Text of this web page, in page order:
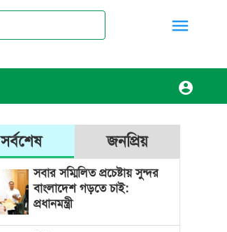
menu
account_circle
সর্বশেষ জনপ্রিয়
সবার সম্মিলিত প্রচেষ্টায় সুন্দর
বাংলাদেশ গড়তে চাই:
প্রধানমন্ত্রী